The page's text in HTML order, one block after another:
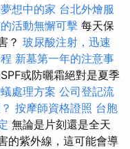
想中的家 台北外燴服
活動無懈可擊 每天保
？ 玻尿酸注射，迅速
新墓第一年的注意事
或防曬霜絕對是夏季
處理方案 公司登記流
按摩師資格證照 台胞
無論是片刻還是全天
的紫外線，這可能會導